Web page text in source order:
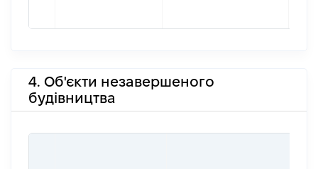
4. Об'єкти незавершеного
будівництва